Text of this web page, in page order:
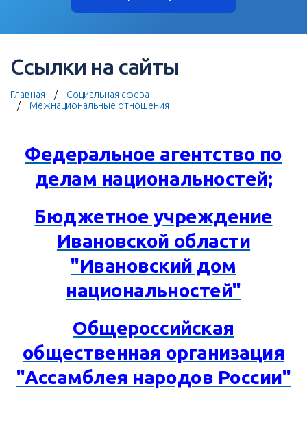
Ссылки на сайты
Главная
Социальная сфера
Межнациональные отношения
Федеральное агентство по
делам национальностей;
Бюджетное учреждение
Ивановской области
"Ивановский дом
национальностей"
Общероссийская
общественная организация
"Ассамблея народов России"